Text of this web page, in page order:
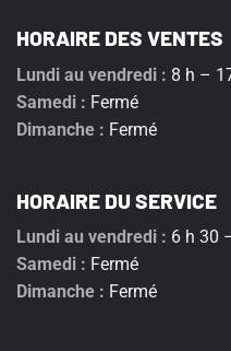
HORAIRE DES VENTES
Lundi au vendredi : 8 h –
Samedi : Fermé
Dimanche : Fermé
HORAIRE DU SERVICE
Lundi au vendredi : 6 h 30
Samedi : Fermé
Dimanche : Fermé